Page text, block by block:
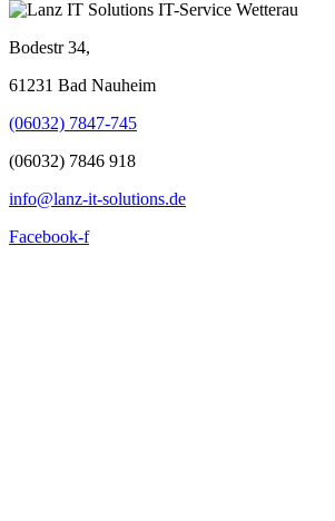
Bodestr 34,
61231 Bad Nauheim
(06032) 7847-745
(06032) 7846 918
info@lanz-it-solutions.de
Facebook-f